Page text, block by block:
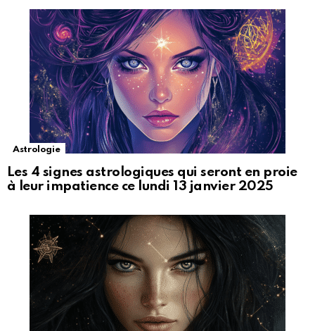
Astrologie
Les 4 signes astrologiques qui seront en proie
à leur impatience ce lundi 13 janvier 2025